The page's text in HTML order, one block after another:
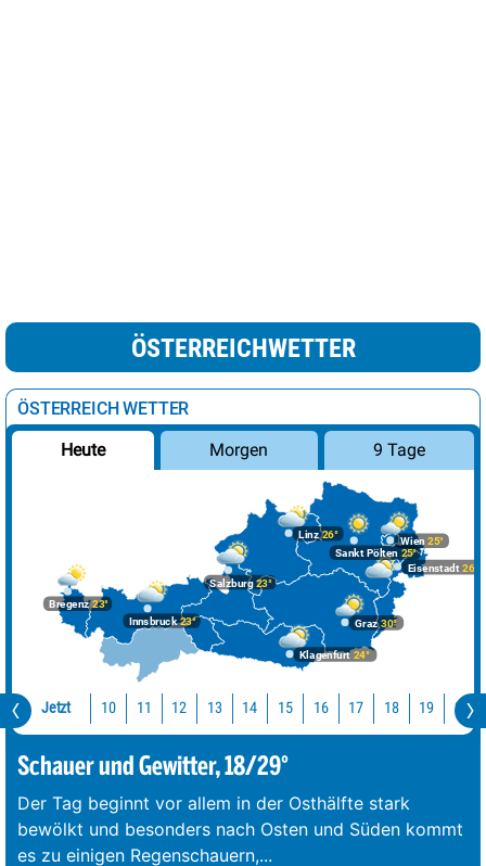
ÖSTERREICHWETTER
ÖSTERREICH WETTER
Heute Morgen 9 Tage
Bregenz23°
Graz30°
Innsbruck23°
Klagenfurt 24°
Linz26°
Salzburg23°
Wien 25°
Eisenstadt 26°
Sankt Pölten 25°
Jetzt 10 11 12 13 14 15 16 17 18 19 20
Schauer und Gewitter, 18/29°
Der Tag beginnt vor allem in der Osthälfte stark
bewölkt und besonders nach Osten und Süden kommt
es zu einigen Regenschauern,...